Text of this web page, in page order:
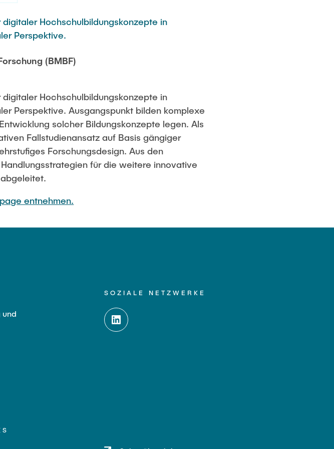
Hochschulbildungskonzepte in
Perspektive.
(BMBF)
Hochschulbildungskonzepte in
Perspektive. Ausgangspunkt bilden komplexe
solcher Bildungskonzepte legen. Als
Fallstudienansatz auf Basis gängiger
Forschungsdesign. Aus den
für die weitere innovative
entnehmen.
und
SOZIALE NETZWERKE